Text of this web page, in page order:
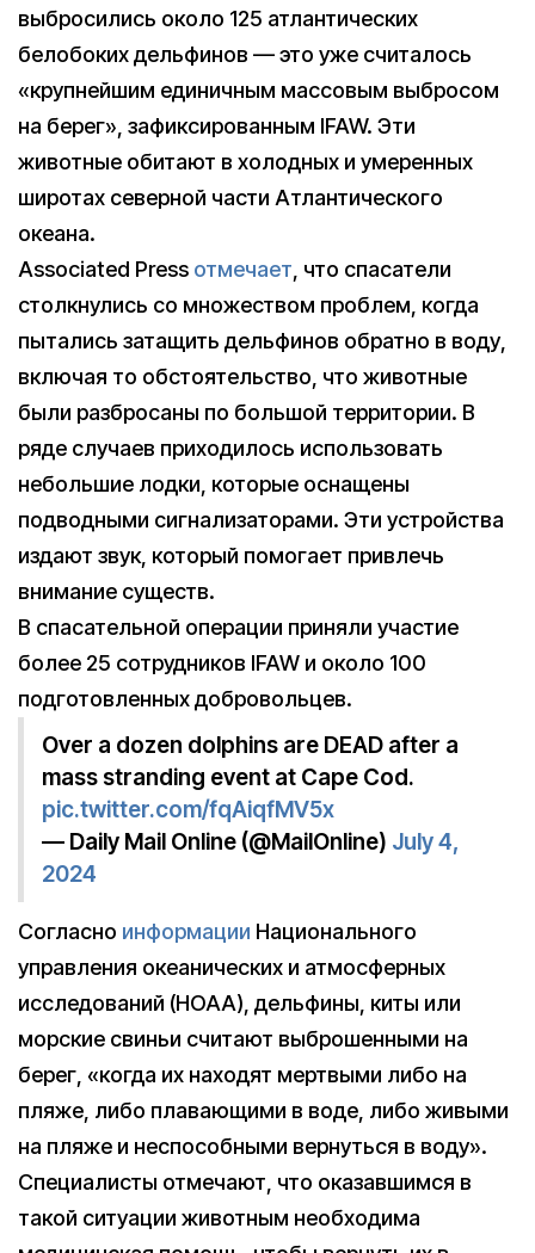
выбросились около 125 атлантических
белобоких дельфинов — это уже считалось
«крупнейшим единичным массовым выбросом
на берег», зафиксированным IFAW. Эти
животные обитают в холодных и умеренных
широтах северной части Атлантического
океана.
Associated Press отмечает, что спасатели
столкнулись со множеством проблем, когда
пытались затащить дельфинов обратно в воду,
включая то обстоятельство, что животные
были разбросаны по большой территории. В
ряде случаев приходилось использовать
небольшие лодки, которые оснащены
подводными сигнализаторами. Эти устройства
издают звук, который помогает привлечь
внимание существ.
В спасательной операции приняли участие
более 25 сотрудников IFAW и около 100
подготовленных добровольцев.
Over a dozen dolphins are DEAD after a
mass stranding event at Cape Cod.
pic.twitter.com/fqAiqfMV5x
— Daily Mail Online (@MailOnline) July 4,
2024
Согласно информации Национального
управления океанических и атмосферных
исследований (НОАА), дельфины, киты или
морские свиньи считают выброшенными на
берег, «когда их находят мертвыми либо на
пляже, либо плавающими в воде, либо живыми
на пляже и неспособными вернуться в воду».
Специалисты отмечают, что оказавшимся в
такой ситуации животным необходима